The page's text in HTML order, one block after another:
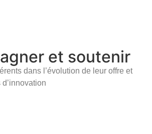
et soutenir
dans l’évolution de leur offre et